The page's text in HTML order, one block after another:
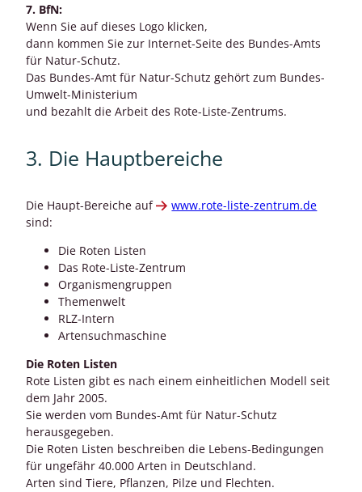
7. BfN:
Wenn Sie auf dieses Logo klicken,
dann kommen Sie zur Internet-Seite des Bundes-Amts
für Natur-Schutz.
Das Bundes-Amt für Natur-Schutz gehört zum Bundes-
Umwelt-Ministerium
und bezahlt die Arbeit des Rote-Liste-Zentrums.
3. Die Hauptbereiche
Die Haupt-Bereiche auf
www.rote-liste-zentrum.de
sind:
Die Roten Listen
Das Rote-Liste-Zentrum
Organismengruppen
Themenwelt
RLZ-Intern
Artensuchmaschine
Die Roten Listen
Rote Listen gibt es nach einem einheitlichen Modell seit
dem Jahr 2005.
Sie werden vom Bundes-Amt für Natur-Schutz
herausgegeben.
Die Roten Listen beschreiben die Lebens-Bedingungen
für ungefähr 40.000 Arten in Deutschland.
Arten sind Tiere, Pflanzen, Pilze und Flechten.